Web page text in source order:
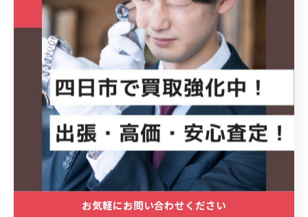
✨ 買取マクサス三重四日市店が対応します！
■ハッシュタグ
#四日市 #名古屋 #買取 出張買取 買取マクサス 買取マク
サス三重四日市店
エアコン買取 東芝エアコン TOSHIBA 家電買取
四日市買取 三重買取 名古屋買取
お気軽にお問い合わせください